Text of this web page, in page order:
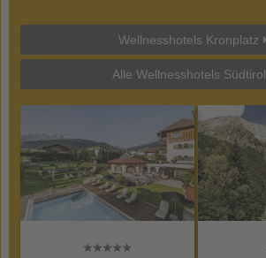
Wellnesshotels Kronplatz
Alle Wellnesshotels Südtirol